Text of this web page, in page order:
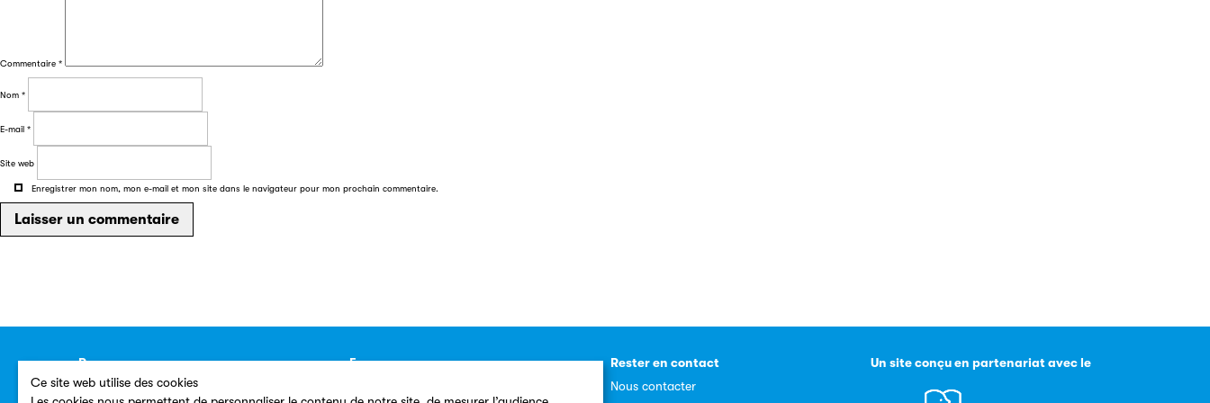
Ce site web utilise des cookies
Commentaire *
Nom *
E-mail *
Site web
Enregistrer mon nom, mon e-mail et mon site dans le navigateur pour mon prochain commentaire.
Ressources
Annuaire
Espace presse
Rester en contact
Nous contacter
Un site conçu en partenariat avec le